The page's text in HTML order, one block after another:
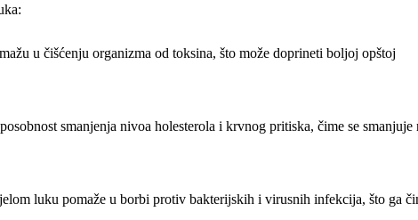
u čišćenju organizma od toksina, što može doprineti boljoj opštoj
smanjenja nivoa holesterola i krvnog pritiska, čime se smanjuje
luku pomaže u borbi protiv bakterijskih i virusnih infekcija, što ga